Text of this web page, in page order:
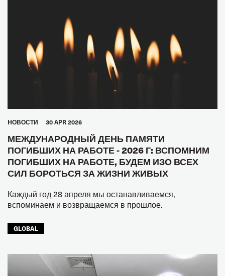
HОВОСТИ 30 APR 2026
МЕЖДУНАРОДНЫЙ ДЕНЬ ПАМЯТИ
ПОГИБШИХ НА РАБОТЕ - 2026 Г: ВСПОМНИМ
ПОГИБШИХ НА РАБОТЕ, БУДЕМ ИЗО ВСЕХ
СИЛ БОРОТЬСЯ ЗА ЖИЗНИ ЖИВЫХ
Каждый год 28 апреля мы останавливаемся,
вспоминаем и возвращаемся в прошлое.
GLOBAL